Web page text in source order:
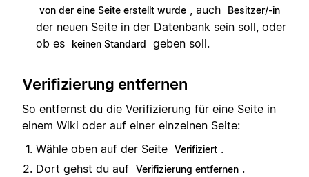
von der eine Seite erstellt wurde
, auch Besitzer/-in
der neuen Seite in der Datenbank sein soll, oder
ob es
keinen Standard geben soll.
Verifizierung entfernen
So entfernst du die Verifizierung für eine Seite in
einem Wiki oder auf einer einzelnen Seite:
Wähle oben auf der Seite Verifiziert .
Dort gehst du auf Verifizierung entfernen .